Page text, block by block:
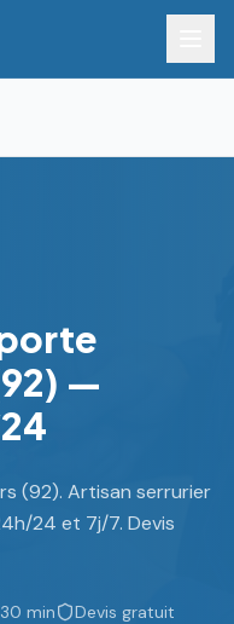
—
(92). Artisan serrurier
24 et 7j/7. Devis
min Devis gratuit